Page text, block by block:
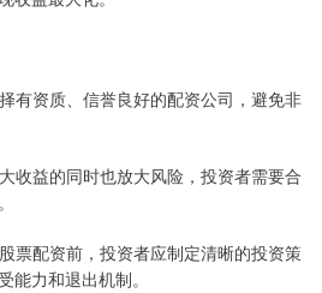
有资质、信誉良好的配资公司，避免非
收益的同时也放大风险，投资者需要合
票配资前，投资者应制定清晰的投资策
能力和退出机制。